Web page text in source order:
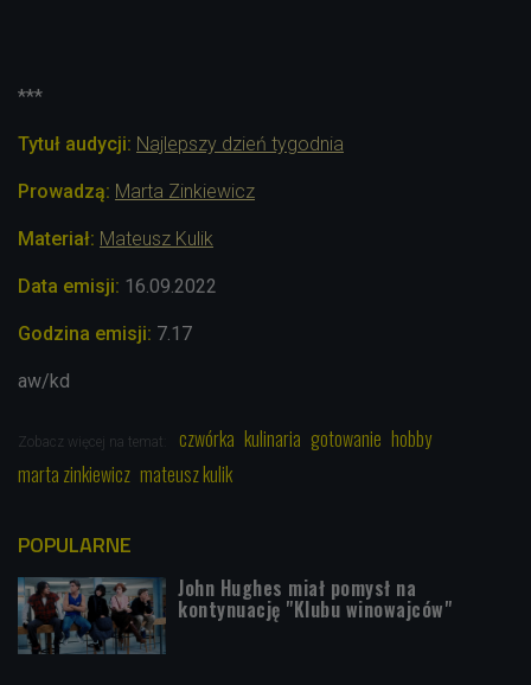
***
Tytuł audycji: Najlepszy dzień tygodnia
Prowadzą: Marta Zinkiewicz
Materiał: Mateusz Kulik
Data emisji: 16.09.2022
Godzina emisji: 7.17
aw/kd
Zobacz więcej na temat: czwórka kulinaria gotowanie hobby
marta zinkiewicz mateusz kulik
POPULARNE
John Hughes miał pomysł na
kontynuację "Klubu winowajców"